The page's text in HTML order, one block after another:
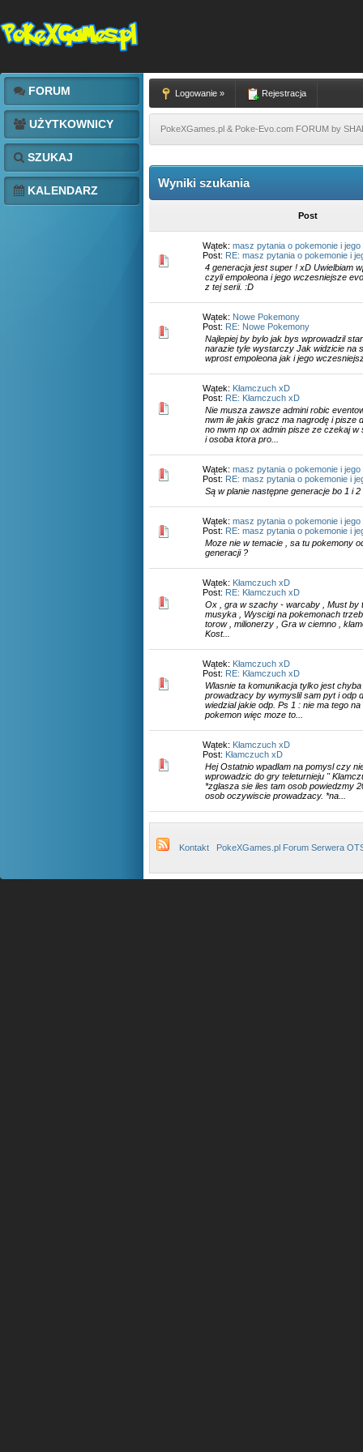
FORUM
UŻYTKOWNICY
SZUKAJ
KALENDARZ
Logowanie » Rejestracja
PokeXGames.pl & Poke-Evo.com FORUM by
Wyniki szukania
Post
Wątek: masz pytania o pokemonie i
Post: RE: masz pytania o pokemonie i
4 generacja jest super ! xD Uwielbiam
czyli empoleona i jego wczesniejsze
z tej serii. :D
Wątek: Nowe Pokemony
Post: RE: Nowe Pokemony
Najlepiej by bylo jak bys wprowadzil
narazie tyle wystarczy Jak widzicie na
wprost empoleona jak i jego
Wątek: Kłamczuch xD
Post: RE: Kłamczuch xD
Nie musza zawsze admini robic
nwm ile jakis gracz ma nagrodę i pisze
no nwm np ox admin pisze ze czekaj w
i osoba ktora pro...
Wątek: masz pytania o pokemonie i
Post: RE: masz pytania o pokemonie i
Są w planie następne generacje bo 1 i 2
Wątek: masz pytania o pokemonie i
Post: RE: masz pytania o pokemonie i
Moze nie w temacie , sa tu pokemony
generacji ?
Wątek: Kłamczuch xD
Post: RE: Kłamczuch xD
Ox , gra w szachy - warcaby , Must by
musyka , Wyscigi na pokemonach
torow , milionerzy , Gra w ciemno ,
Kost...
Wątek: Kłamczuch xD
Post: RE: Kłamczuch xD
Wlasnie ta komunikacja tylko jest
prowadzacy by wymyslil sam pyt i odp
wiedzial jakie odp. Ps 1 : nie ma tego
pokemon więc moze to...
Wątek: Kłamczuch xD
Post: Kłamczuch xD
Hej Ostatnio wpadlam na pomysl czy
wprowadzic do gry teleturnieju "
*zglasza sie iles tam osob powiedzmy
osob oczywiscie prowadzacy. *na...
Kontakt PokeXGames.pl Forum Serwera